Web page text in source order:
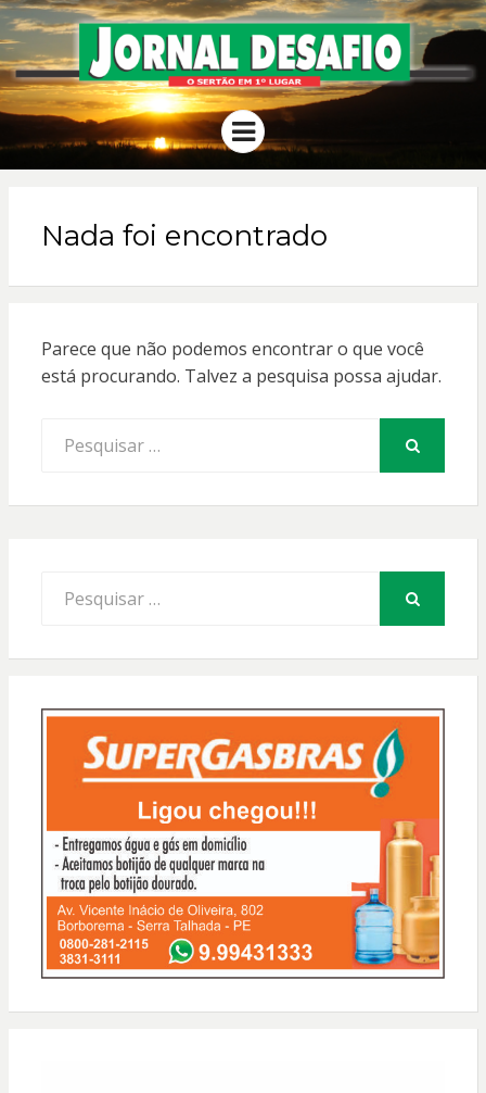
JORNAL
DESAFIO
O Sertão em 1º Lugar
Menu
Nada foi encontrado
Parece que não podemos encontrar o que você
está procurando. Talvez a pesquisa possa ajudar.
por:
por: